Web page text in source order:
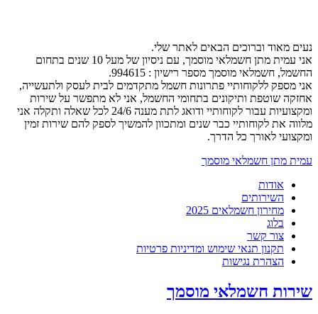
נעים מאוד וברוכים הבאים לאתר שלי.
אני עמית מתן חשמלאי מוסמך, עם ניסיון של מעל 10 שנים בתחום
החשמל, חשמלאי מוסמך מספר רישיון : 994615.
אני מספק ללקוחותיי פתרונות חשמל מתקדמים לבית לעסק ולתעשייה,
אחזקה שוטפת ותיקונים בתחומי החשמל, אני לא מתפשר על שירות
ומקצועיות עבור לקוחותיי ודואג לתת מענה 24/6 לכל שאלה ותקלה אני
מלווה את לקוחותיי כבר שנים ומתכוון להמשיך לספק להם שירות זמין
ומקצועי לאורך כל הדרך.
עמית מתן חשמלאי מוסמך
אודות
השירותים
מחירון חשמלאים 2025
בלוג
צור קשר
תקנון תנאי שימוש ומדיניות פרטיות
הצהרת נגישות
שירות חשמלאי מוסמך